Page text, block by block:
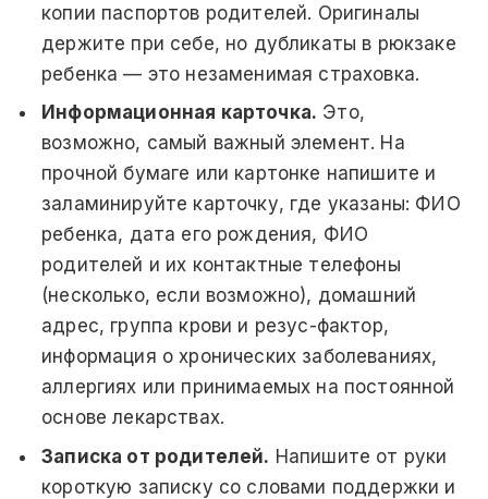
копии паспортов родителей. Оригиналы
держите при себе, но дубликаты в рюкзаке
ребенка — это незаменимая страховка.
Информационная карточка. Это,
возможно, самый важный элемент. На
прочной бумаге или картонке напишите и
заламинируйте карточку, где указаны: ФИО
ребенка, дата его рождения, ФИО
родителей и их контактные телефоны
(несколько, если возможно), домашний
адрес, группа крови и резус-фактор,
информация о хронических заболеваниях,
аллергиях или принимаемых на постоянной
основе лекарствах.
Записка от родителей. Напишите от руки
короткую записку со словами поддержки и